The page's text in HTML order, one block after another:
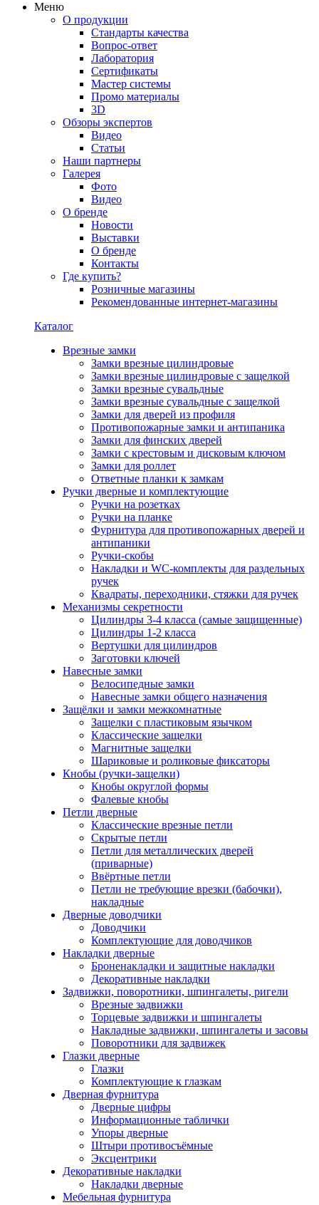
Меню
О продукции
Стандарты качества
Вопрос-ответ
Лаборатория
Сертификаты
Мастер системы
Промо материалы
3D
Обзоры экспертов
Видео
Статьи
Наши партнеры
Галерея
Фото
Видео
О бренде
Новости
Выставки
О бренде
Контакты
Где купить?
Розничные магазины
Рекомендованные интернет-магазины
Каталог
Врезные замки
Замки врезные цилиндровые
Замки врезные цилиндровые с защелкой
Замки врезные сувальдные
Замки врезные сувальдные с защелкой
Замки для дверей из профиля
Противопожарные замки и антипаника
Замки для финских дверей
Замки с крестовым и дисковым ключом
Замки для роллет
Ответные планки к замкам
Ручки дверные и комплектующие
Ручки на розетках
Ручки на планке
Фурнитура для противопожарных дверей и
антипаники
Ручки-скобы
Накладки и WC-комплекты для раздельных
ручек
Квадраты, переходники, стяжки для ручек
Механизмы секретности
Цилиндры 3-4 класса (самые защищенные)
Цилиндры 1-2 класса
Вертушки для цилиндров
Заготовки ключей
Навесные замки
Велосипедные замки
Навесные замки общего назначения
Защёлки и замки межкомнатные
Защелки с пластиковым язычком
Классические защелки
Магнитные защелки
Шариковые и роликовые фиксаторы
Кнобы (ручки-защелки)
Кнобы округлой формы
Фалевые кнобы
Петли дверные
Классические врезные петли
Скрытые петли
Петли для металлических дверей
(приварные)
Ввёртные петли
Петли не требующие врезки (бабочки),
накладные
Дверные доводчики
Доводчики
Комплектующие для доводчиков
Накладки дверные
Броненакладки и защитные накладки
Декоративные накладки
Задвижки, поворотники, шпингалеты, ригели
Врезные задвижки
Торцевые задвижки и шпингалеты
Накладные задвижки, шпингалеты и засовы
Поворотники для задвижек
Глазки дверные
Глазки
Комплектующие к глазкам
Дверная фурнитура
Дверные цифры
Информационные таблички
Упоры дверные
Штыри противосъёмные
Эксцентрики
Декоративные накладки
Накладки дверные
Мебельная фурнитура